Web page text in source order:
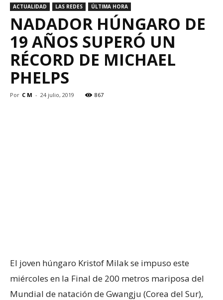
ACTUALIDAD LAS REDES ÚLTIMA HORA
NADADOR HÚNGARO DE
19 AÑOS SUPERÓ UN
RÉCORD DE MICHAEL
PHELPS
Por C M - 24 julio, 2019 867
El joven húngaro Kristof Milak se impuso este
miércoles en la Final de 200 metros mariposa del
Mundial de natación de Gwangju (Corea del Sur),